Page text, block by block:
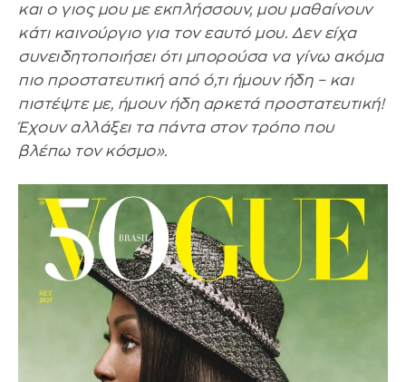
και ο γιος μου με εκπλήσσουν, μου μαθαίνουν
κάτι καινούργιο για τον εαυτό μου. Δεν είχα
συνειδητοποιήσει ότι μπορούσα να γίνω ακόμα
πιο προστατευτική από ό,τι ήμουν ήδη – και
πιστέψτε με, ήμουν ήδη αρκετά προστατευτική!
Έχουν αλλάξει τα πάντα στον τρόπο που
βλέπω τον κόσμο».